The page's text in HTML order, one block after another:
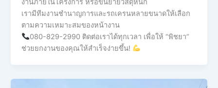
งานภายในโครงการ หรือขนย้ายวัสดุหนัก
เรามีทีมงานชำนาญการและรถเครนหลายขนาดให้เลือก
ตามความเหมาะสมของหน้างาน
080-829-2990 ติดต่อเราได้ทุกเวลา เพื่อให้ “พิชยา”
ช่วยยกงานของคุณให้สำเร็จง่ายขึ้น!